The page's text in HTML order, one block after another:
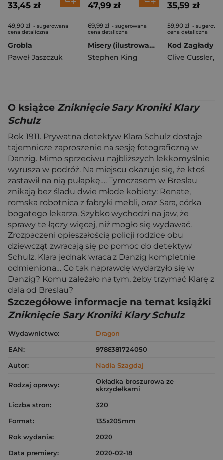
33,45 zł
49,90 zł - sugerowana
cena detaliczna
Grobla
Paweł Jaszczuk
47,99 zł
69,99 zł - sugerowana
cena detaliczna
Misery (ilustrowane brzegi) wyd. 2026
Stephen King
35,59 zł
59,90 zł -
cena detaliczna
Kod Zagłady
Clive Cussler,
O książce Zniknięcie Sary Kroniki Klary
Schulz
Rok 1911. Prywatna detektyw Klara Schulz dostaje
tajemnicze zaproszenie na sesję fotograficzną w
Danzig. Mimo sprzeciwu najbliższych lekkomyślnie
wyrusza w podróż. Na miejscu okazuje się, że ktoś
zastawił na nią pułapkę…. Tymczasem w Breslau
znikają bez śladu dwie młode kobiety: Renate,
romska robotnica z fabryki mebli, oraz Sara, córka
bogatego lekarza. Szybko wychodzi na jaw, że
sprawy te łączy więcej, niż mogło się wydawać.
Zrozpaczeni opieszałością policji rodzice obu
dziewcząt zwracają się po pomoc do detektyw
Schulz. Klara jednak wraca z Danzig kompletnie
odmieniona… Co tak naprawdę wydarzyło się w
Danzig? Komu zależało na tym, żeby trzymać Klarę z
dala od Breslau?
Szczegółowe informacje na temat książki
Zniknięcie Sary Kroniki Klary Schulz
Wydawnictwo:
Dragon
EAN:
9788381724050
Autor:
Nadia Szagdaj
Rodzaj oprawy:
Okładka broszurowa ze
skrzydełkami
Liczba stron:
320
Format:
135x205mm
Rok wydania:
2020
Data premiery:
2020-02-18